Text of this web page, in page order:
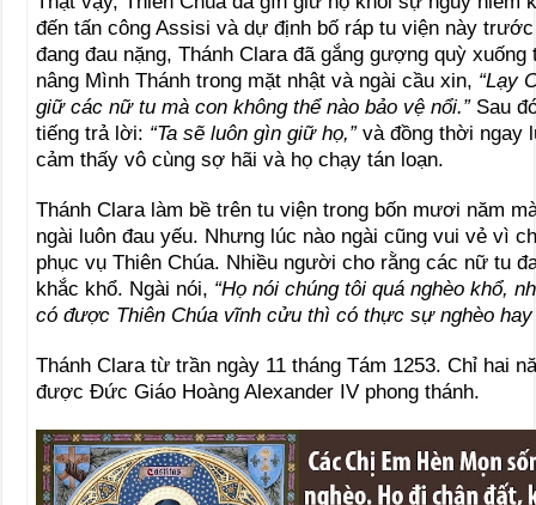
đến tấn công Assisi và dự định bố ráp tu viện này
đang đau nặng, Thánh Clara đã gắng gượng quỳ
nâng Mình Thánh trong mặt nhật và ngài cầu xin, “Lạy
giữ các nữ tu mà con không thể nào bảo vệ nổi.”Sau
tiếng trả lời: “Ta sẽ luôn gìn giữ họ,”và đồng thời ngay
cảm thấy vô cùng sợ hãi và họ chạy tán loạn.
Thánh Clara làm bề trên tu viện trong bốn mươi năm
ngài luôn đau yếu. Nhưng lúc nào ngài cũng vui vẻ vì
phục vụ Thiên Chúa. Nhiều người cho rằng các nữ tu
khắc khổ. Ngài nói, “Họ nói chúng tôi quá nghèo khổ,
có được Thiên Chúa vĩnh cửu thì có thực sự nghèo hay
Thánh Clara từ trần ngày 11 tháng Tám 1253. Chỉ hai
được Ðức Giáo Hoàng Alexander IV phong thánh.